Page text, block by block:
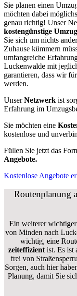
Sie planen einen
möchten dabei
genau richtig! Unser
kostengünstige
Sie sich um nichts
Zuhause kümmern
umfangreiche
Luckenwalde mit
garantieren, dass wir
werden.
UnserNetzwerk ist
Erfahrung im
Sie möchten eine
kostenlose und
Füllen Sie jetzt das
Angebote.
Kostenlose Angebote
Routenplanung
Ein weiterer
von Minden nach
wichtig, eine
zeiteffizientist. Es ist
frei von
Sorgen, auch hier
Planung, damit Sie